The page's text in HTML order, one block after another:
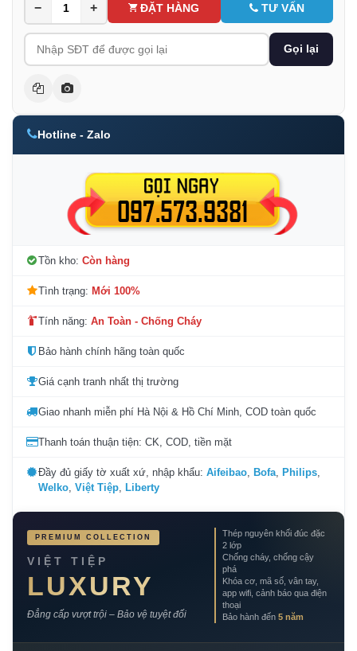
− + ĐẶT HÀNG TƯ VẤN
Gọi lại
Hotline - Zalo
Tồn kho: Còn hàng
Tình trạng: Mới 100%
Tính năng: An Toàn - Chống Cháy
Bảo hành chính hãng toàn quốc
Giá cạnh tranh nhất thị trường
Giao nhanh miễn phí Hà Nội & Hồ Chí Minh, COD toàn quốc
Thanh toán thuận tiện: CK, COD, tiền mặt
Đầy đủ giấy tờ xuất xứ, nhập khẩu: Aifeibao Bofa Philips
Welko Việt Tiệp Liberty
PREMIUM COLLECTION
VIỆT TIỆP
LUXURY
Đẳng cấp vượt trội – Bảo vệ tuyệt đối
Thép nguyên khối đúc đặc
2 lớp
Chống cháy, chống cậy
phá
Khóa cơ, mã số, vân tay,
app wifi, cảnh báo qua điện
thoại
Bảo hành đến 5 năm